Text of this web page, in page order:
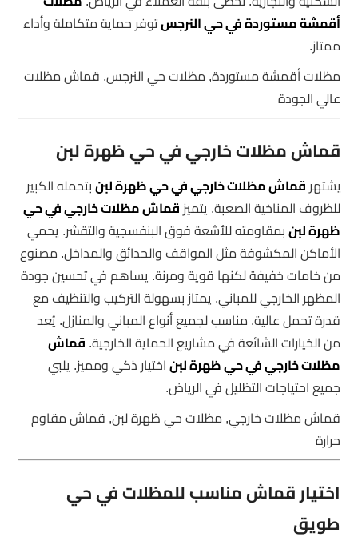
أقمشة مستوردة في حي النرجستوفر حماية متكاملة وأداء
ممتاز.
مظلات أقمشة مستوردة, مظلات حي النرجس, قماش مظلات
عالي الجودة
قماش مظلات خارجي في حي ظهرة لبن
يشتهر قماش مظلات خارجي في حي ظهرة لبنبتحمله الكبير
للظروف المناخية الصعبة. يتميز قماش مظلات خارجي في حي
ظهرة لبنبمقاومته للأشعة فوق البنفسجية والتقشر. يحمي
الأماكن المكشوفة مثل المواقف والحدائق والمداخل. مصنوع
من خامات خفيفة لكنها قوية ومرنة. يساهم في تحسين جودة
المظهر الخارجي للمباني. يمتاز بسهولة التركيب والتنظيف مع
قدرة تحمل عالية. مناسب لجميع أنواع المباني والمنازل. يُعد
من الخيارات الشائعة في مشاريع الحماية الخارجية. قماش
مظلات خارجي في حي ظهرة لبناختيار ذكي ومميز. يلبي
جميع احتياجات التظليل في الرياض.
قماش مظلات خارجي, مظلات حي ظهرة لبن, قماش مقاوم
حرارة
اختيار قماش مناسب للمظلات في حي
طويق